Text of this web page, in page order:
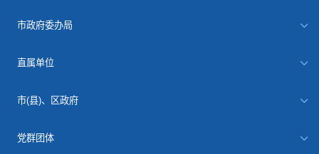
市政府委办局
直属单位
市(县)、区政府
党群团体